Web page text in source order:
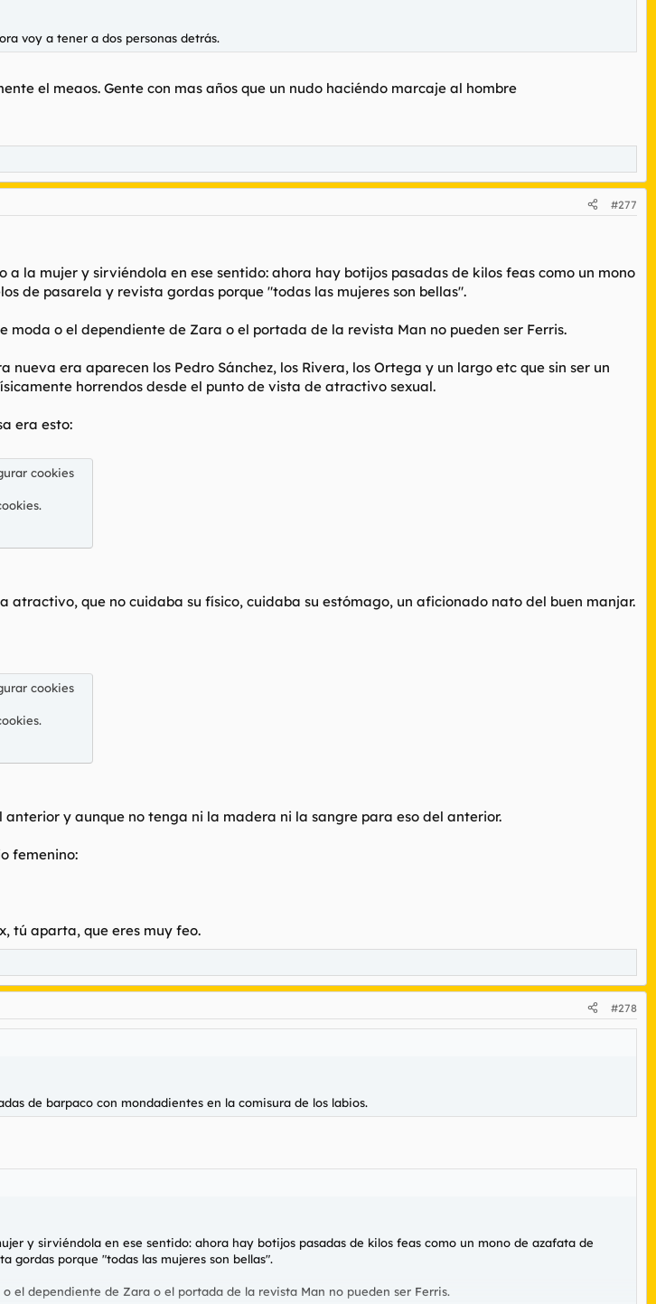
voy a tener a dos personas detrás.
el meaos. Gente con mas años que un nudo haciéndo marcaje al hombre
#277
la mujer y sirviéndola en ese sentido: ahora hay botijos pasadas de kilos feas como un mono
de pasarela y revista gordas porque "todas las mujeres son bellas".
moda o el dependiente de Zara o el portada de la revista Man no pueden ser Ferris.
nueva era aparecen los Pedro Sánchez, los Rivera, los Ortega y un largo etc que sin ser un
horrendos desde el punto de vista de atractivo sexual.
era esto:
cookies
.
atractivo, que no cuidaba su físico, cuidaba su estómago, un aficionado nato del buen manjar.
cookies
.
y aunque no tenga ni la madera ni la sangre para eso del anterior.
femenino:
tú aparta, que eres muy feo.
#278
de barpaco con mondadientes en la comisura de los labios.
y sirviéndola en ese sentido: ahora hay botijos pasadas de kilos feas como un mono de azafata de
gordas porque "todas las mujeres son bellas".
el dependiente de Zara o el portada de la revista Man no pueden ser Ferris.